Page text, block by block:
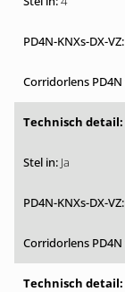
Ja